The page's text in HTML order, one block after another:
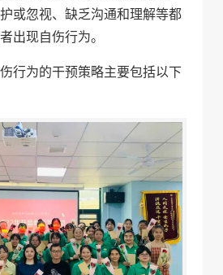
或忽视、缺乏沟通和理解等都
出现自伤行为。
行为的干预策略主要包括以下